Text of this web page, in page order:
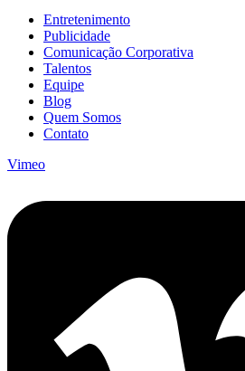
Entretenimento
Publicidade
Comunicação Corporativa
Talentos
Equipe
Blog
Quem Somos
Contato
Vimeo